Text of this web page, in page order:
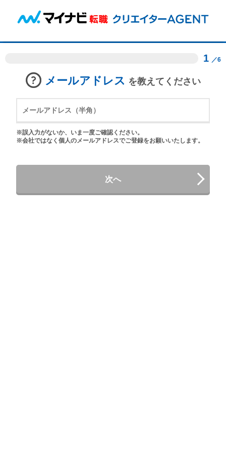
1 ／6
メールアドレス を教えてください
※誤入力がないか、いま一度ご確認ください。
※会社ではなく個人のメールアドレスでご登録をお願いいたします。
次へ